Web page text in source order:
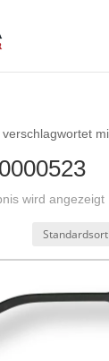
wird angezeigt